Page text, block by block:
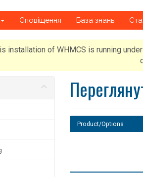
Сповіщення База знань
installation of WHMCS is running
Product/Options